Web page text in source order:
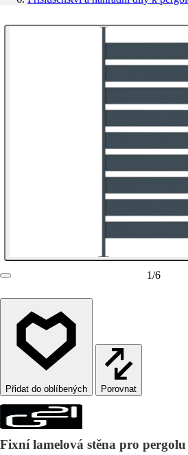
1/6
Porovnat
Fixní lamelová stěna pro